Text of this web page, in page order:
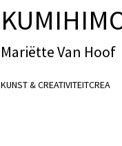
Mariëtte Van Hoof
KUNST & CREATIVITEITCREA